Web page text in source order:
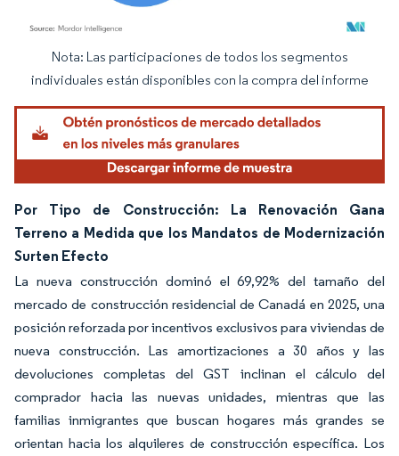
Imagen © Mordor Intelligence. El uso requiere atribución según CC BY 4.0.
Nota: Las participaciones de todos los segmentos
individuales están disponibles con la compra del informe
Por Tipo de Construcción: La Renovación Gana
Terreno a Medida que los Mandatos de Modernización
Surten Efecto
La nueva construcción dominó el 69,92% del tamaño del
mercado de construcción residencial de Canadá en 2025, una
posición reforzada por incentivos exclusivos para viviendas de
nueva construcción. Las amortizaciones a 30 años y las
devoluciones completas del GST inclinan el cálculo del
comprador hacia las nuevas unidades, mientras que las
familias inmigrantes que buscan hogares más grandes se
orientan hacia los alquileres de construcción específica. Los